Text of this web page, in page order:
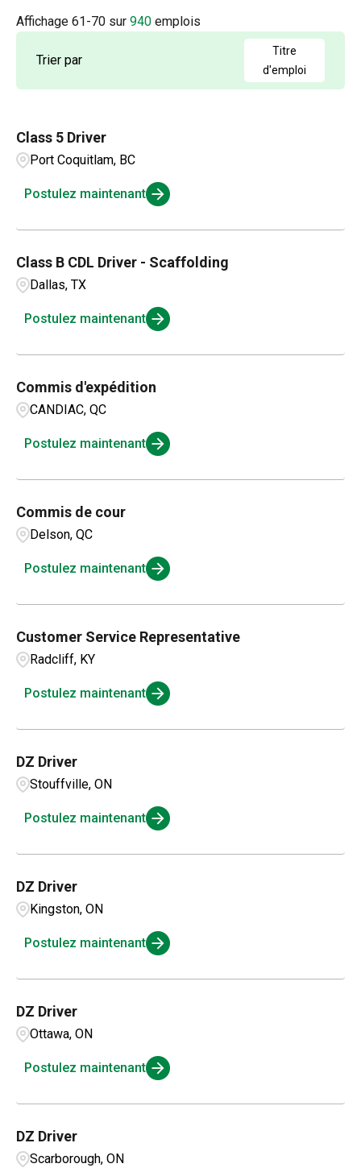
Arkansas
20
California 54
Connecticut
Albuquerque 2
Aldergrove 1
Amarillo
35
71
Mechanics
OSR
Parts and Inventory 3
Service Management
Affichage 61-70 sur 940 emplois
Trier par
Titre
d'emploi
Class 5 Driver
Port Coquitlam, BC
Postulez maintenant
Class B CDL Driver - Scaffolding
Dallas, TX
Postulez maintenant
Commis d'expédition
CANDIAC, QC
Postulez maintenant
Commis de cour
Delson, QC
Postulez maintenant
Customer Service Representative
Radcliff, KY
Postulez maintenant
DZ Driver
Stouffville, ON
Postulez maintenant
DZ Driver
Kingston, ON
Postulez maintenant
DZ Driver
Ottawa, ON
Postulez maintenant
DZ Driver
Scarborough, ON